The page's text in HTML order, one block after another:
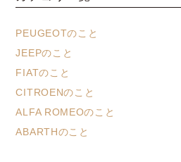
PEUGEOTのこと
JEEPのこと
FIATのこと
CITROENのこと
ALFA ROMEOのこと
ABARTHのこと